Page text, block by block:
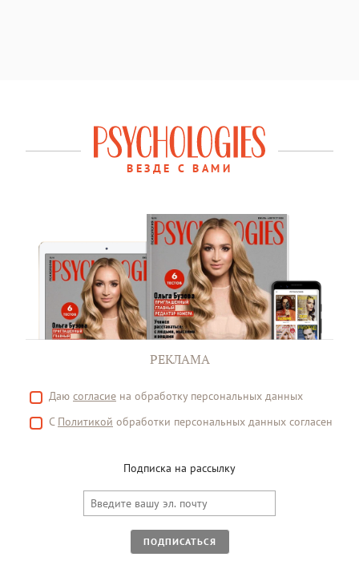
ВЕЗДЕ С ВАМИ
РЕКЛАМА
Даю согласие на обработку персональных данных
С Политикой обработки персональных данных согласен
Подписка на рассылку
ПОДПИСАТЬСЯ